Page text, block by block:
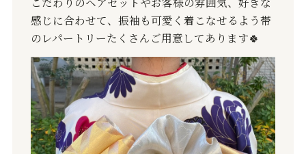
感じに合わせて、振袖も可愛く着こなせるよう帯
のレパートリーたくさんご用意してあります🍀